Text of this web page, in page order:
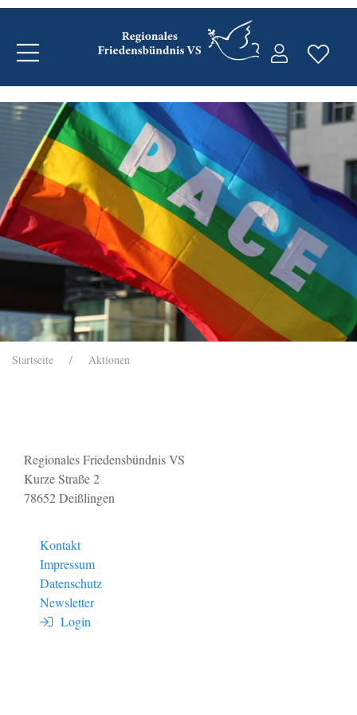
Startseite Aktionen
Regionales Friedensbündnis VS
Kurze Straße 2
78652 Deißlingen
Kontakt
Impressum
Datenschutz
Newsletter
Login